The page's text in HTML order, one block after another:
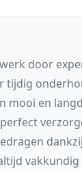
door
mooi en